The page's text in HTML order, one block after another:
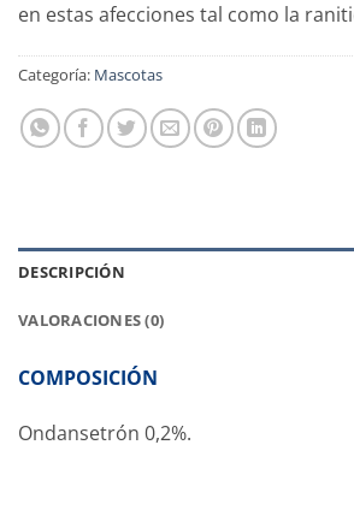
en estas afecciones tal como la
Categoría: Mascotas
DESCRIPCIÓN
VALORACIONES (0)
COMPOSICIÓN
Ondansetrón 0,2%.